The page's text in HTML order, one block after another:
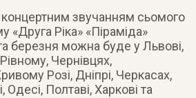
звучанням сьомого
«Друга Ріка» «Піраміда»
березня можна буде у Львові,
Чернівцях,
Розі, Дніпрі, Черкасах,
Одесі, Полтаві, Харкові та